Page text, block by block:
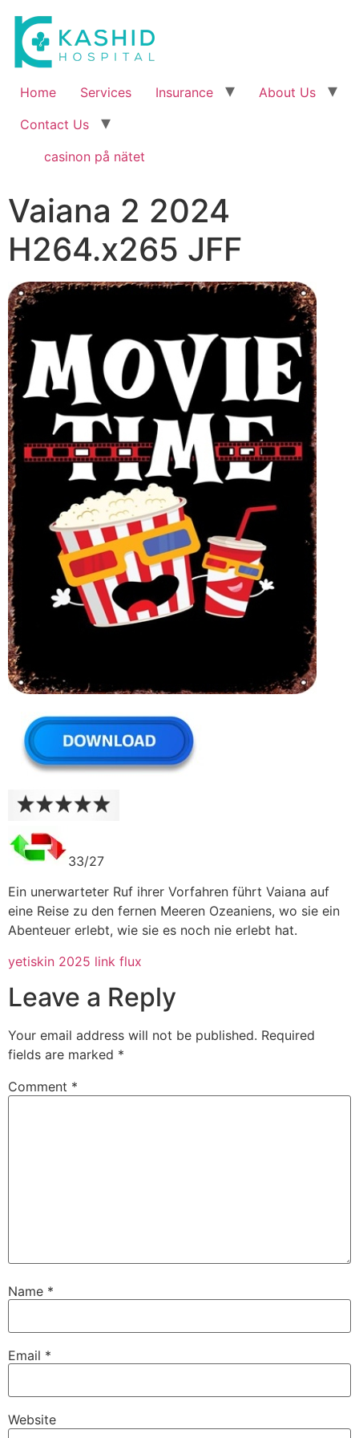
Home Services Insurance
About Us
Contact Us
casinon på nätet
Vaiana 2 2024
H264.x265 JFF
33/27
Ein unerwarteter Ruf ihrer Vorfahren führt Vaiana auf
eine Reise zu den fernen Meeren Ozeaniens, wo sie ein
Abenteuer erlebt, wie sie es noch nie erlebt hat.
yetiskin 2025 link flux
Leave a Reply
Your email address will not be published. Required
fields are marked *
Comment *
Name *
Email *
Website